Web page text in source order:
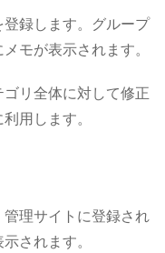
録します。グループ
モが表示されます。
リ全体に対して修正
用します。
理サイトに登録され
されます。